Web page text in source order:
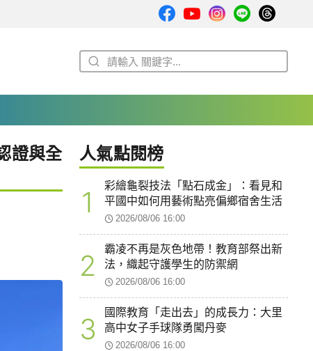
證與全
人氣點閱榜
1
彩繪龜裂技法「點石成金」：看見和
平國中如何用藝術點亮偏鄉宿舍生活
2026/08/06 16:00
2
霸凌不再是灰色地帶！教育部祭出新
法，織起守護學生的防禦網
2026/08/06 16:00
3
國際教育「走出去」的成長力：大里
高中女子手球隊勇闖丹麥
2026/08/06 16:00